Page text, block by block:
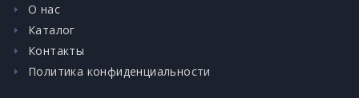
О нас
Каталог
Контакты
Политика конфиденциальности